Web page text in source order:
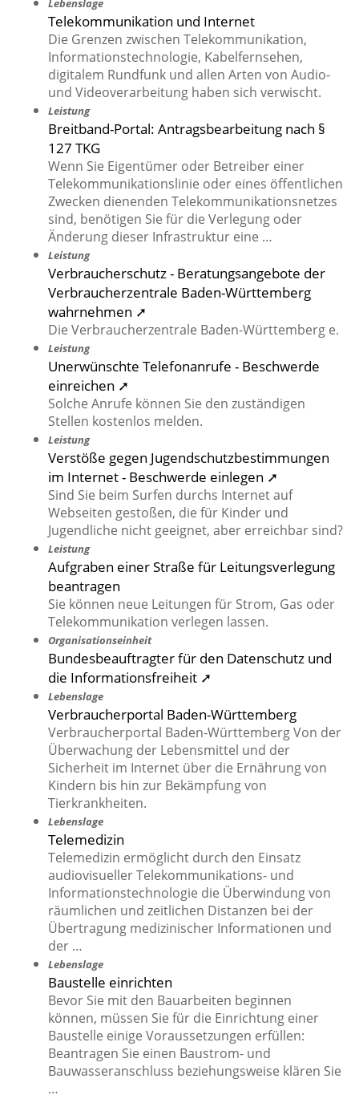
Lebenslage
Telekommunikation und Internet
Die Grenzen zwischen Telekommunikation,
Informationstechnologie, Kabelfernsehen,
digitalem Rundfunk und allen Arten von Audio-
und Videoverarbeitung haben sich verwischt.
Leistung
Breitband-Portal: Antragsbearbeitung nach §
127 TKG
Wenn Sie Eigentümer oder Betreiber einer
Telekommunikationslinie oder eines öffentlichen
Zwecken dienenden Telekommunikationsnetzes
sind, benötigen Sie für die Verlegung oder
Änderung dieser Infrastruktur eine …
Leistung
Verbraucherschutz - Beratungsangebote der
Verbraucherzentrale Baden-Württemberg
wahrnehmen ➚
Die Verbraucherzentrale Baden-Württemberg e.
Leistung
Unerwünschte Telefonanrufe - Beschwerde
einreichen ➚
Solche Anrufe können Sie den zuständigen
Stellen kostenlos melden.
Leistung
Verstöße gegen Jugendschutzbestimmungen
im Internet - Beschwerde einlegen ➚
Sind Sie beim Surfen durchs Internet auf
Webseiten gestoßen, die für Kinder und
Jugendliche nicht geeignet, aber erreichbar sind?
Leistung
Aufgraben einer Straße für Leitungsverlegung
beantragen
Sie können neue Leitungen für Strom, Gas oder
Telekommunikation verlegen lassen.
Organisationseinheit
Bundesbeauftragter für den Datenschutz und
die Informationsfreiheit ➚
Lebenslage
Verbraucherportal Baden-Württemberg
Verbraucherportal Baden-Württemberg Von der
Überwachung der Lebensmittel und der
Sicherheit im Internet über die Ernährung von
Kindern bis hin zur Bekämpfung von
Tierkrankheiten.
Lebenslage
Telemedizin
Telemedizin ermöglicht durch den Einsatz
audiovisueller Telekommunikations- und
Informationstechnologie die Überwindung von
räumlichen und zeitlichen Distanzen bei der
Übertragung medizinischer Informationen und
der …
Lebenslage
Baustelle einrichten
Bevor Sie mit den Bauarbeiten beginnen
können, müssen Sie für die Einrichtung einer
Baustelle einige Voraussetzungen erfüllen:
Beantragen Sie einen Baustrom- und
Bauwasseranschluss beziehungsweise klären Sie
…